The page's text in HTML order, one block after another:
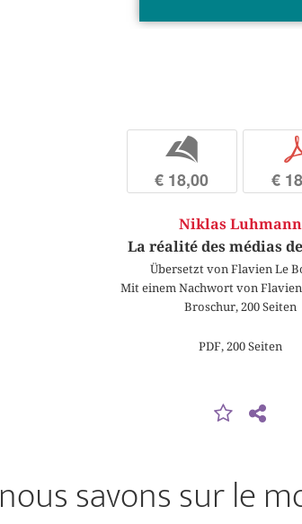
b
€ 18,00 €
Niklas Luhmann
La réalité des médias
Übersetzt von Flavien Le
Mit einem Nachwort von
Broschur, 200 Seiten
PDF, 200 Seiten
savons sur le